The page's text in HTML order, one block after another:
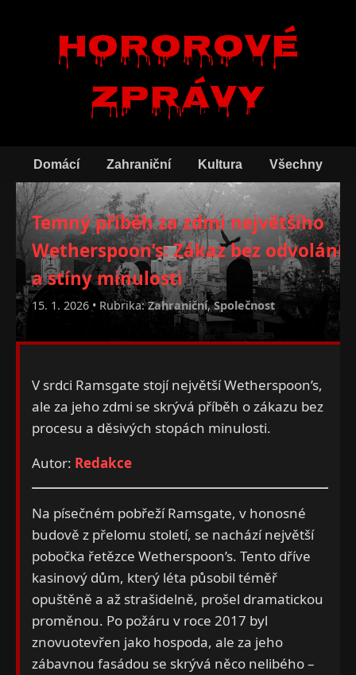
Hororové
zprávy
Domácí Zahraniční Kultura Všechny
Temný příběh za zdmi největšího
Wetherspoon’s: Zákaz bez odvolání
a stíny minulosti
15. 1. 2026 • Rubrika:Zahraniční,Společnost
V srdci Ramsgate stojí největší Wetherspoon’s,
ale za jeho zdmi se skrývá příběh o zákazu bez
procesu a děsivých stopách minulosti.
Autor: Redakce
Na písečném pobřeží Ramsgate, v honosné
budově z přelomu století, se nachází největší
pobočka řetězce Wetherspoon’s. Tento dříve
kasinový dům, který léta působil téměř
opuštěně a až strašidelně, prošel dramatickou
proměnou. Po požáru v roce 2017 byl
znovuotevřen jako hospoda, ale za jeho
zábavnou fasádou se skrývá něco nelibého –